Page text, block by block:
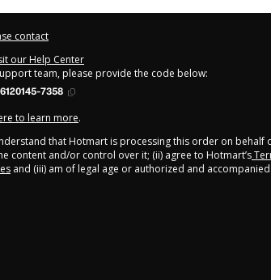
contact
our Help Center
team, please provide the code below:
7358
to learn more.
that Hotmart is processing this order on behalf
content and/or control over it; (ii) agree to Hotmart’s
and (iii) am of legal age or authorized and